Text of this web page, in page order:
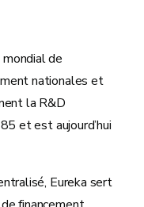
de
nationales et
la R&D
et est aujourd’hui
Eureka sert